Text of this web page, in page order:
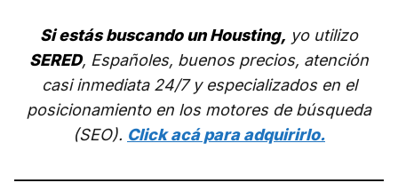
Si estás buscando un Housting, yo utilizo
SERED, Españoles, buenos precios, atención
casi inmediata 24/7 y especializados en el
posicionamiento en los motores de búsqueda
(SEO). Click acá para adquirirlo.